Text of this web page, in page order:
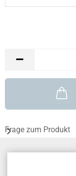
Frage zum Produkt